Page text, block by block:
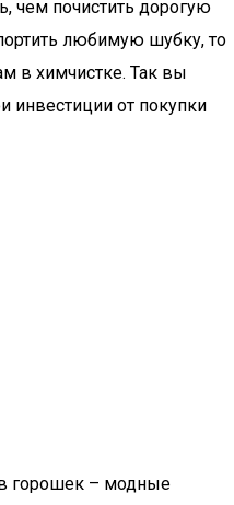
чем почистить дорогую
любимую шубку, то
в химчистке. Так вы
инвестиции от покупки
горошек – модные